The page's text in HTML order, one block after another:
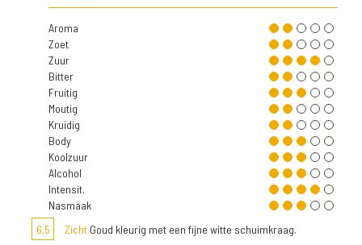
Aroma
Zoet
Zuur
Bitter
Fruitig
Moutig
Kruidig
Body
Koolzuur
Alcohol
Intensit.
Nasmaak
6,5
Zicht Goud kleurig met een fijne witte schuimkraag.